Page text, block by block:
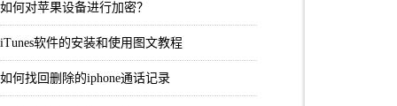
如何对苹果设备进行加密？
iTunes软件的安装和使用图文教程
如何找回删除的iphone通话记录